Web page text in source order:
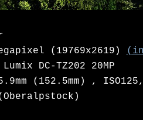
(19769x2619)
Lumix DC-TZ202 20MP
(152.5mm) ,